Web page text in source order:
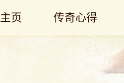
主页 传奇心得